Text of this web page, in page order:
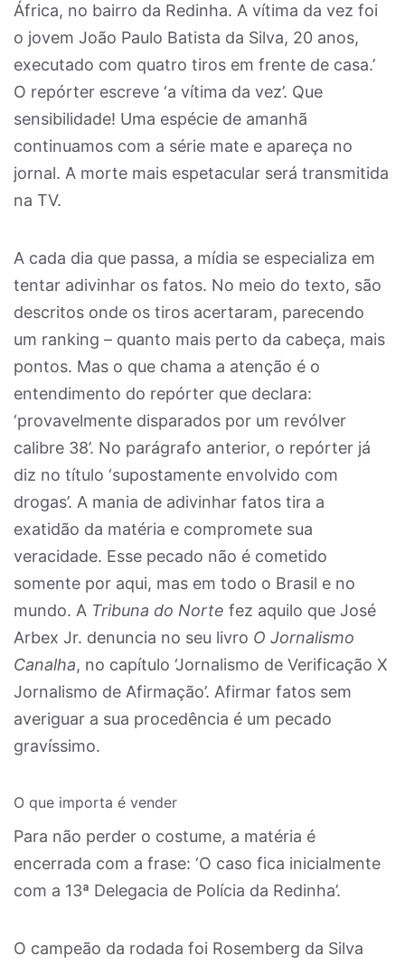
África, no bairro da Redinha. A vítima da vez foi
o jovem João Paulo Batista da Silva, 20 anos,
executado com quatro tiros em frente de casa.’
O repórter escreve ‘a vítima da vez’. Que
sensibilidade! Uma espécie de amanhã
continuamos com a série mate e apareça no
jornal. A morte mais espetacular será transmitida
na TV.
A cada dia que passa, a mídia se especializa em
tentar adivinhar os fatos. No meio do texto, são
descritos onde os tiros acertaram, parecendo
um ranking – quanto mais perto da cabeça, mais
pontos. Mas o que chama a atenção é o
entendimento do repórter que declara:
‘provavelmente disparados por um revólver
calibre 38’. No parágrafo anterior, o repórter já
diz no título ‘supostamente envolvido com
drogas’. A mania de adivinhar fatos tira a
exatidão da matéria e compromete sua
veracidade. Esse pecado não é cometido
somente por aqui, mas em todo o Brasil e no
mundo. A Tribuna do Norte fez aquilo que José
Arbex Jr. denuncia no seu livro O Jornalismo
Canalha, no capítulo ‘Jornalismo de Verificação X
Jornalismo de Afirmação’. Afirmar fatos sem
averiguar a sua procedência é um pecado
gravíssimo.
O que importa é vender
Para não perder o costume, a matéria é
encerrada com a frase: ‘O caso fica inicialmente
com a 13ª Delegacia de Polícia da Redinha’.
O campeão da rodada foi Rosemberg da Silva